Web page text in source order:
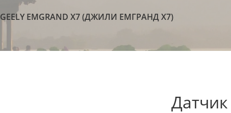
GEELY EMGRAND X7 (ДЖИЛИ ЕМГРАНД Х7)